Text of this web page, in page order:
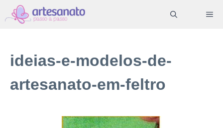
Pular
para
conteúdo
ideias-e-modelos-de-
artesanato-em-feltro